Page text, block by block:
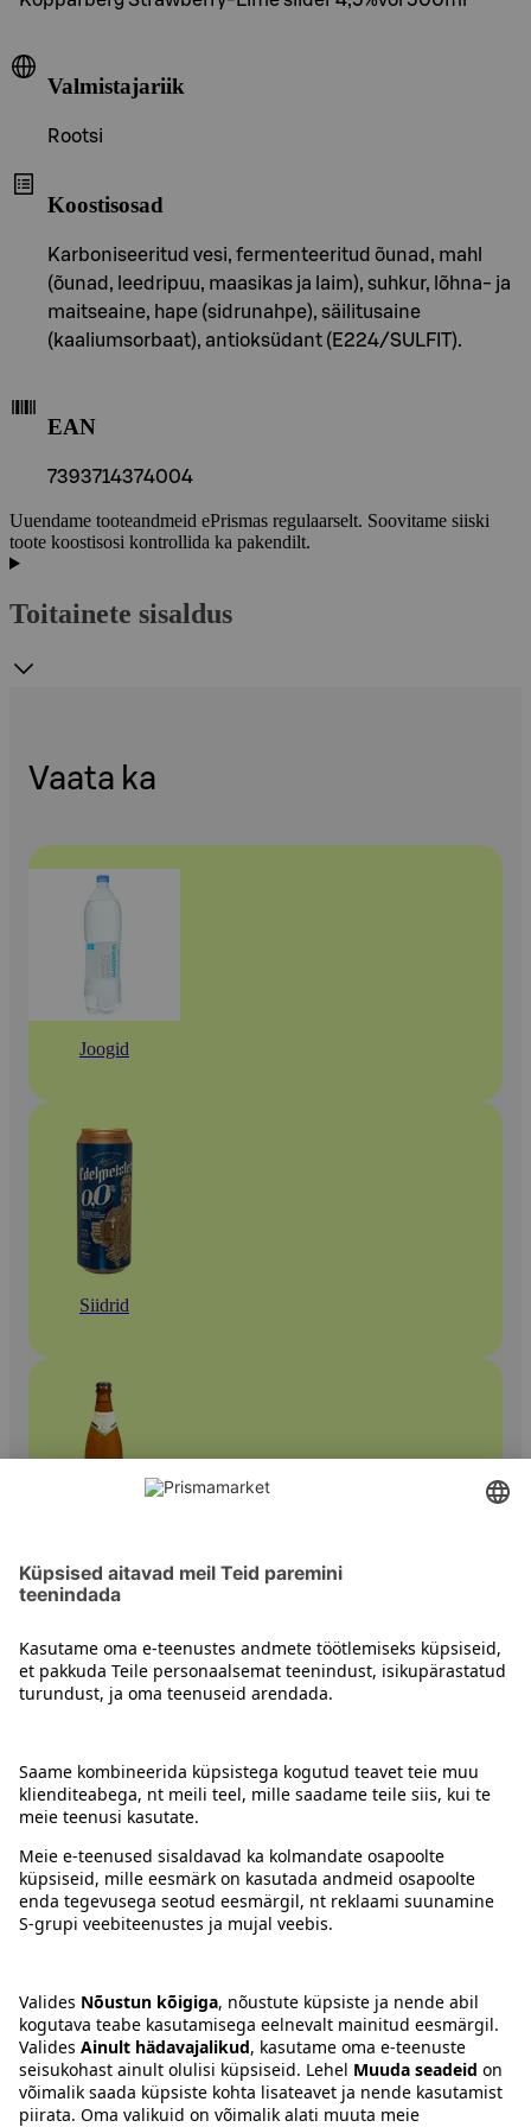
Valmistajariik
Rootsi
Koostisosad
Karboniseeritud vesi, fermenteeritud õunad, mahl
(õunad, leedripuu, maasikas ja laim), suhkur, lõhna- ja
maitseaine, hape (sidrunahpe), säilitusaine
(kaaliumsorbaat), antioksüdant (E224/SULFIT).
EAN
7393714374004
Uuendame tooteandmeid ePrismas regulaarselt. Soovitame siiski
toote koostisosi kontrollida ka pakendilt.
Toitainete sisaldus
Vaata ka
Joogid
Siidrid
Muud siidrid
Juhised
Tingimused
Keel:ETENRU